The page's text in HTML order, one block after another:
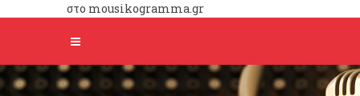
στο mousikogramma.gr